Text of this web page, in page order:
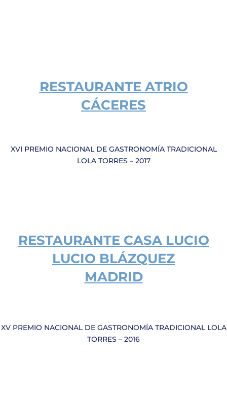
RESTAURANTE ATRIO
CÁCERES
XVI PREMIO NACIONAL DE GASTRONOMÍA TRADICIONAL
LOLA TORRES – 2017
RESTAURANTE CASA LUCIO
LUCIO BLÁZQUEZ
MADRID
XV PREMIO NACIONAL DE GASTRONOMÍA TRADICIONAL LOLA
TORRES – 2016